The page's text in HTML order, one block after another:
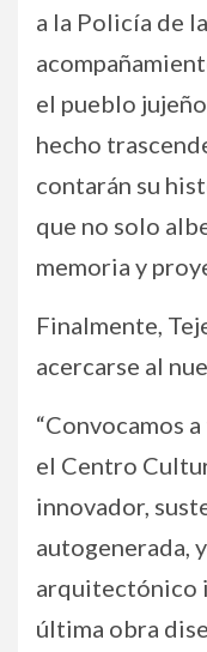
a la Policía de
el pueblo
hecho
contarán su
que no solo
memoria y
Finalmente,
acercarse al
“Convocamos
el Centro
innovador,
autogenerada,
arquitectónico
última obra